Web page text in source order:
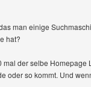
man einige
hat?
mal der selbe
oder so kommt. Und